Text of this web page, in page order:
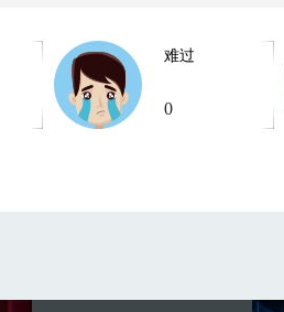
难过
0